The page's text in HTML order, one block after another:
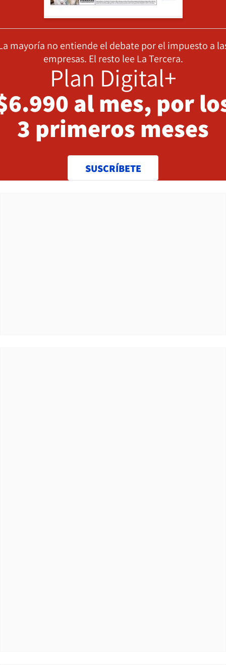
mayoría no entiende el debate por el impuesto a
empresas. El resto lee La Tercera.
Plan Digital+
al mes, por
3 primeros meses
SUSCRÍBETE